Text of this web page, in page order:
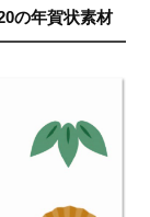
の年賀状素材